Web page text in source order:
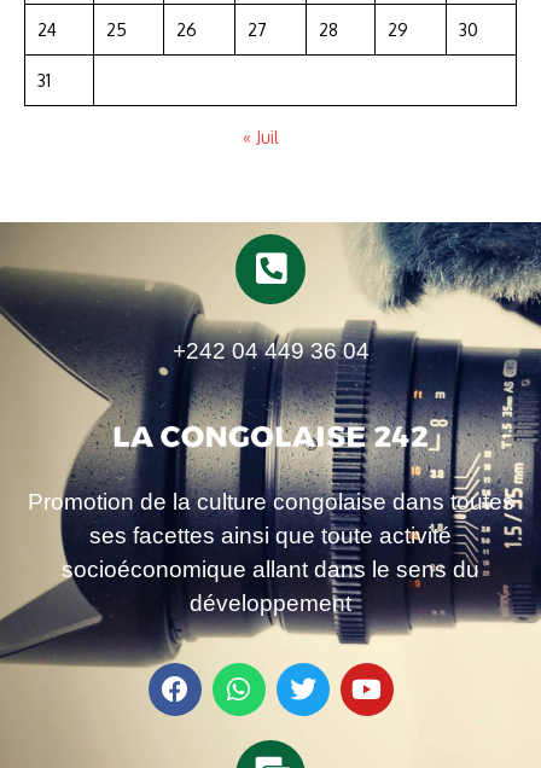
24 25 26 27 28 29 30
31
« Juil
+242 04 449 36 04
Promotion de la culture congolaise dans toutes
ses facettes ainsi que toute activité
socioéconomique allant dans le sens du
développement